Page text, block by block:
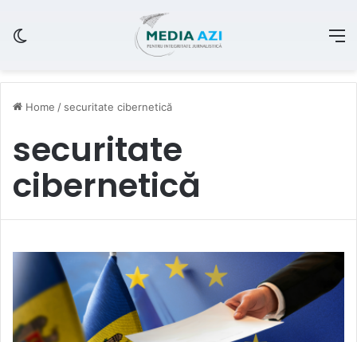
Home / securitate cibernetică
securitate
cibernetică